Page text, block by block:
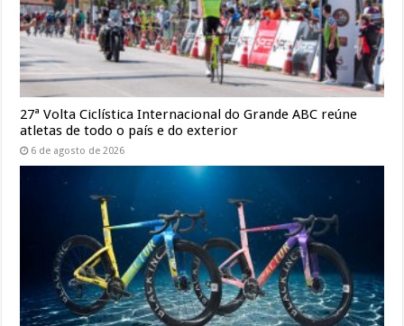
27ª Volta Ciclística Internacional do Grande ABC reúne
atletas de todo o país e do exterior
6 de agosto de 2026